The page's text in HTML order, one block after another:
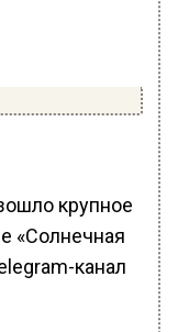
крупное
«Солнечная
канал